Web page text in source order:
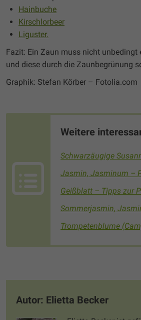
Hainbuche
Kirschlorbeer
Liguster.
Fazit: Ein Zaun muss nicht unbedingt
und diese durch die Zaunbegrünung
Graphik: Stefan Körber – Fotolia.com
Weitere
Schwarzäugige
Jasmin, Jasminum –
Geißblatt – Tipps zur
Sommerjasmin,
Trompetenblume
Autor: Elietta Becker